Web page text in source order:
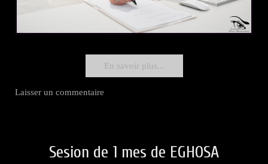
En savoir plus...
Laisser un commentaire
Sesion de 1 mes de EGHOSA